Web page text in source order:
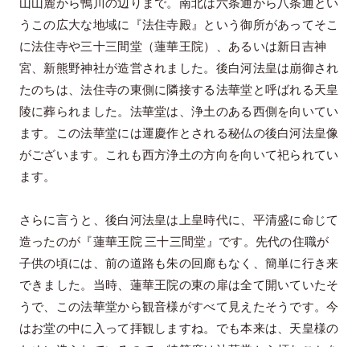
うこの広大な地域に『法住寺殿』という御所があってそこ
に法住寺や三十三間堂（蓮華王院）、あるいは新日吉神
宮、新熊野神社が造営されました。後白河法皇は崩御され
たのちは、法住寺の東側に隣接する法華堂と呼ばれる天皇
陵に葬られました。法華堂は、浄土のある西側を向いてい
ます。この法華堂には運慶作とされる秘仏の後白河法皇像
がございます。これも西方浄土の方向を向いて祀られてい
ます。
さらに言うと、後白河法皇は上皇時代に、平清盛に命じて
造ったのが『蓮華王院 三十三間堂』です。先代の住職が
子供の頃には、前の道路も朱の回廊もなく、簡単に行き来
できました。当時、蓮華王院の東の扉は全て開いていたそ
うで、この法華堂から観音様がすべて見えたそうです。今
はお堂の中に入って拝観しますね。でも本来は、天皇様の